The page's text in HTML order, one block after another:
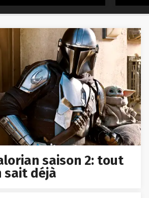
saison 2: tout
sait déjà